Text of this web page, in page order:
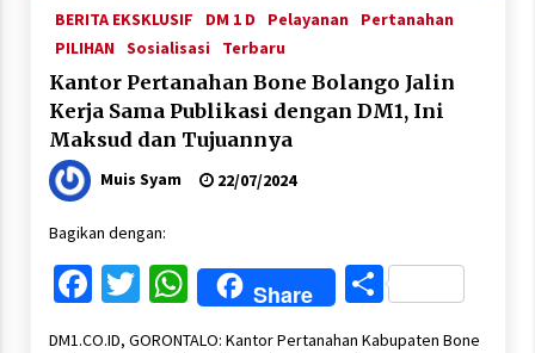
BERITA EKSKLUSIF DM 1 D Pelayanan
Pertanahan
PILIHAN Sosialisasi Terbaru
Kantor Pertanahan Bone Bolango Jalin
Kerja Sama Publikasi dengan DM1, Ini
Maksud dan Tujuannya
Muis Syam 22/07/2024
Bagikan dengan:
Facebook
Twitter
WhatsApp
Share Share
DM1.CO.ID, GORONTALO: Kantor Pertanahan Kabupaten Bone